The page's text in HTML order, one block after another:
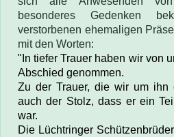
besonderes Gedenken
verstorbenen ehemaligen
mit den Worten:
"In tiefer Trauer haben wir von
Abschied genommen.
Zu der Trauer, die wir um ihn
auch der Stolz, dass er ein
war.
Die Lüchtringer